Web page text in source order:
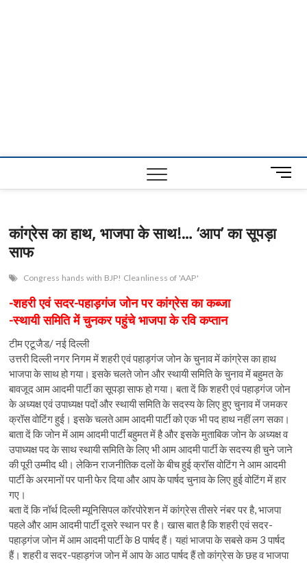
M
e
B
कांग्रेस का हाथ, भाजपा के साथ!… ‘आप’ का सूपड़ा
साफ
Congress hands with BJP! Cleanliness of 'AAP'
-शहरी एवं सदर-पहाड़गंज जोन पर कांग्रेस का कब्जा
-स्थायी समिति में चुनकर पहुंचे भाजपा के रवि कप्तान
टीम एटूजैड/ नई दिल्ली
उत्तरी दिल्ली नगर निगम में शहरी एवं पहाड़गंज जोन के चुनाव में कांग्रेस का हाथ
भाजपा के साथ हो गया। इसके चलते जोन और स्थायी समिति के चुनाव में बहुमत के
बावजूद आम आदमी पार्टी का सूपड़ा साफ हो गया। बता दें कि शहरी एवं पहाड़गंज जोन
के अध्यक्ष एवं उपाध्यक्ष पदों और स्थायी समिति के सदस्य के लिए हुए चुनाव में जमकर
क्रॉस वोटिंग हुई। इसके चलते आम आदमी पार्टी को एक भी पद हाथ नहीं लग सका।
बाता दें कि जोन में आम आदमी पार्टी बहुमत में है और इसके मुताबिक जोन के अध्यक्ष व
उपाध्यक्ष पद के साथ स्थायी समिति के लिए भी आम आदमी पार्टी के सदस्य ही चुने जाने
की पूरी उम्मीद थी। लेकिन राजनीतिक दलों के बीच हुई क्रॉस वोटिंग ने आम आदमी
पार्टी के अरमानों पर पानी फेर दिया और आप के पार्षद चुनाव के लिए हुई वोटिंग में हार
गए।
बता दें कि नॉर्थ दिल्ली म्यूनिसिपल कॉरपोरेशन में कांग्रेस तीसरे नंबर पर है, भाजपा
पहले और आम आदमी पार्टी दूसरे स्थान पर है। खास बात है कि शहरी एवं सदर-
पहाड़गंज जोन में आम आदमी पार्टी के 8 पार्षद हैं। यहां भाजपा के सबसे कम 3 पार्षद
हैं। शहरी व सदर-पहाड़गंज जोन में आप के आठ पार्षद हैं तो कांग्रेस के छह व भाजपा